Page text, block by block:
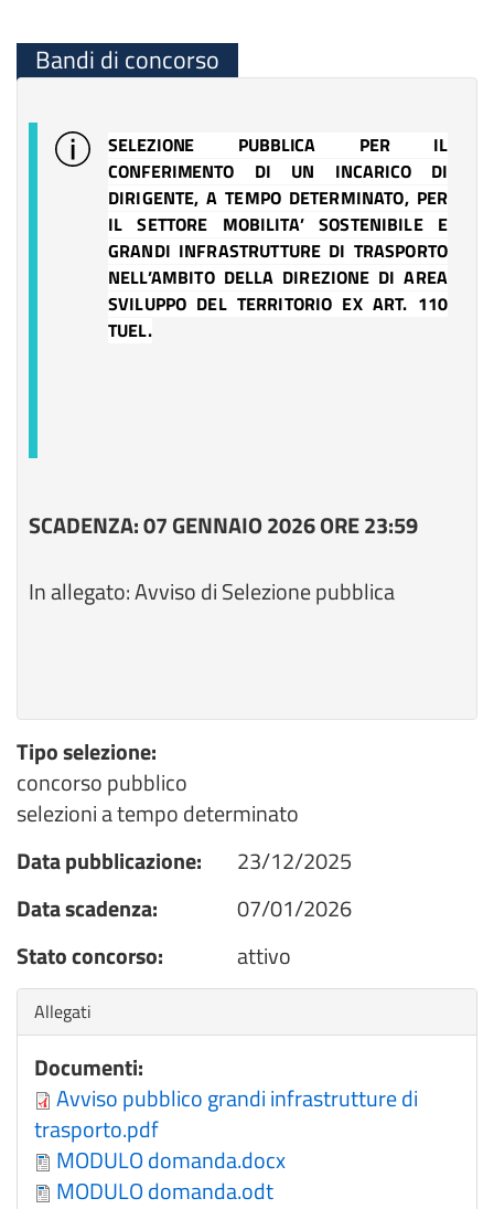
Bandi di concorso
SELEZIONE PUBBLICA PER IL
CONFERIMENTO DI UN INCARICO DI
DIRIGENTE, A TEMPO DETERMINATO, PER
IL SETTORE MOBILITA’ SOSTENIBILE E
GRANDI INFRASTRUTTURE DI TRASPORTO
NELL’AMBITO DELLA DIREZIONE DI AREA
SVILUPPO DEL TERRITORIO EX ART. 110
TUEL.
SCADENZA: 07 GENNAIO 2026 ORE 23:59
In allegato: Avviso di Selezione pubblica
Tipo selezione:
concorso pubblico
selezioni a tempo determinato
Data pubblicazione:
23/12/2025
Data scadenza:
07/01/2026
Stato concorso:
attivo
Nascondi
Allegati
Documenti:
Avviso pubblico grandi infrastrutture di
trasporto.pdf
MODULO domanda.docx
MODULO domanda.odt